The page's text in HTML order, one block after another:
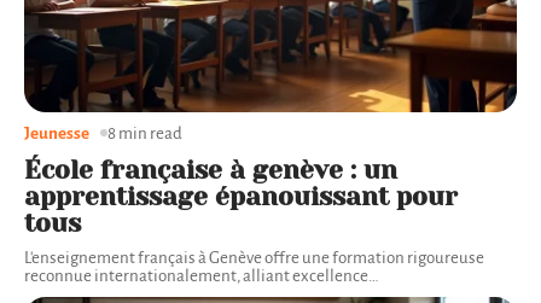
École française à genève : un
apprentissage épanouissant pour
tous
L'enseignement français à Genève offre une formation rigoureuse
reconnue internationalement, alliant excellence
Jeunesse 8 min read